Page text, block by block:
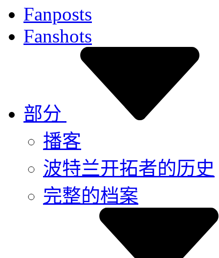
Fanposts
Fanshots
部分
播客
波特兰开拓者的历史
完整的档案